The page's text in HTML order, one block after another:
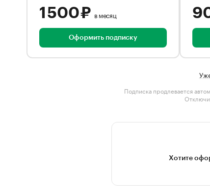
1 500 ₽ в месяц
Оформить подписку
Подписка продлевается
Хотите